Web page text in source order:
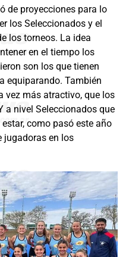
de proyecciones para lo
los Seleccionados y el
los torneos. La idea
en el tiempo los
son los que tienen
equiparando. También
vez más atractivo, que los
a nivel Seleccionados que
como pasó este año
jugadoras en los